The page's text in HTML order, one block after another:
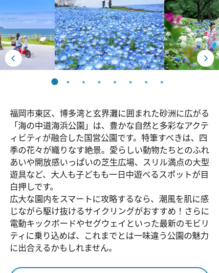
福岡市東区、博多湾と玄界灘に囲まれた砂洲に広がる
「海の中道海浜公園」は、豊かな自然と多彩なアクテ
ィビティが融合した国営公園です。特筆すべきは、四
季の花々が織りなす絶景。愛らしい動物たちとのふれ
あいや開放感いっぱいの芝生広場、スリル満点の大型
遊具など、大人も子どもも一日中遊べるスポットが目
白押しです。
広大な園内をスマートに攻略するなら、潮風を肌に感
じながら駆け抜けるサイクリングがおすすめ！さらに
電動キックボードやセグウェイといった最新のモビリ
ティに乗り込めば、これまでとは一味違う公園の魅力
に出合えるかもしれません。